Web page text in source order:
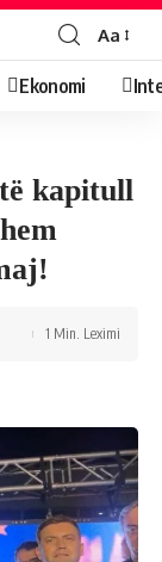
Aa
Ekonomi
kapitull
1 Min. Leximi